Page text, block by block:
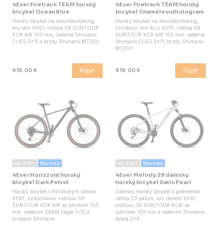
4Ever Firetrack TEAM horský
bicykel Ocean Blue
Horský bicykel na mountainbiking,
alu rám 6061, vidlica SR SUNTOUR
XCR AIR 100 mm, radenie Shimano
CUES 2x11 a brzdy Shimano MT200.
919.00 € Kúpiť
4Ever Firetrack TEAM horský
bicykel Chameleon/Hologram
Horský bicykel na mountainbiking,
hliníkový rám ALU 6061, vidlica SR
SUNTOUR XCR AIR 100 mm, radenie
Shimano CUES 2x11, brzdy Shimano
MT200.
919.00 € Kúpiť
Na dotaz Novinka
4Ever Horizzont horský
bicykel Dark Petrol
Horský bicykel s hliníkovým rámom
6061, vzduchovou vidlicou SR
SUNTOUR XCR AIR so zdvihom 100
mm, radením SRAM Eagle 1x12 a
brzdami Shimano.
Na dotaz Novinka
4Ever Melody 29 dámsky
horský bicykel Satin Pearl
Dámsky horský bicykel s priemerom
ráfika 29 palcov, alu rámom 6061,
vidlicou SR SUNTOUR XCM so
zdvihom 100 mm a radením Shimano
Acera 2x8.